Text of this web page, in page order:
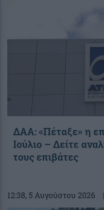
ΔΑΑ: «Πέταξε» η
Ιούλιο – Δείτε
τους επιβάτες
12:38, 5 Αυγούστου 2026